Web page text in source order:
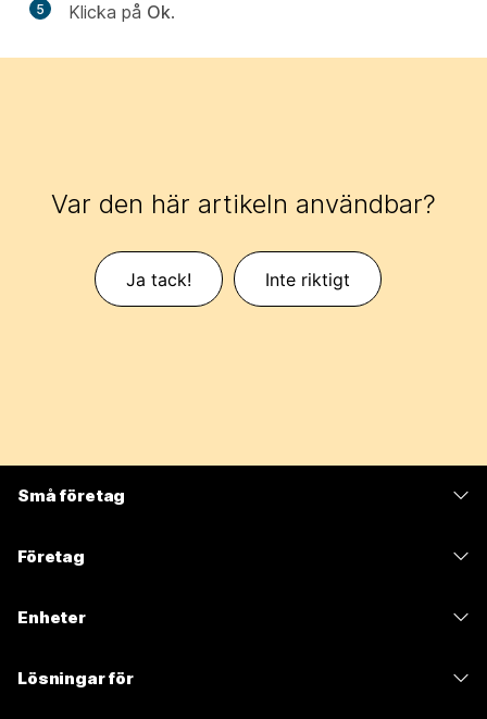
5 Klicka på Ok.
Var den här artikeln användbar?
Ja tack! Inte riktigt
Små företag
Företag
Enheter
Lösningar för